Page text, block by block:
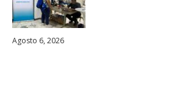
Agosto 6, 2026